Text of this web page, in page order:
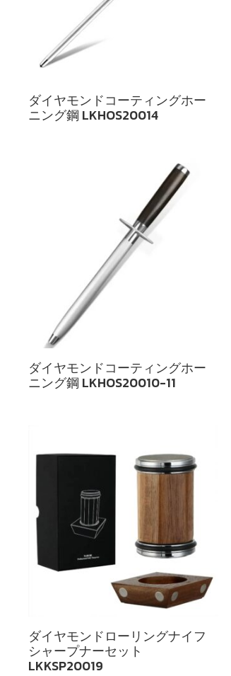
ダイヤモンドコーティングホー
ニング鋼 LKHOS20014
ダイヤモンドコーティングホー
ニング鋼 LKHOS20010-11
ダイヤモンドローリングナイフ
シャープナーセット
LKKSP20019